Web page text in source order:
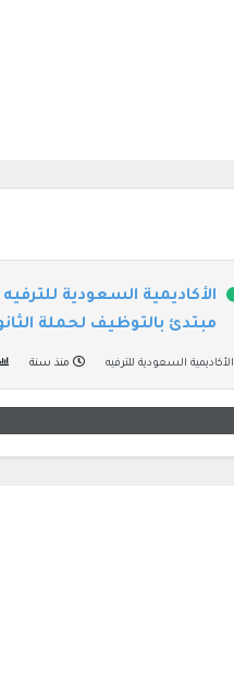
الأكاديمية السعودية
مبتدئ بالتوظيف لحملة
الأكاديمية السعودية للترفيه منذ سنة